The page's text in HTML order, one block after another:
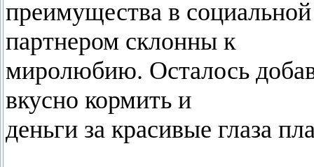
преимущества в
партнером склонны к
миролюбию. Осталось
вкусно кормить и
деньги за красивые глаза